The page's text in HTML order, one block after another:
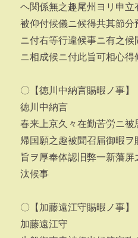
ヘ関係無之趣尾州ヨリ申
被仰付候儀ニ候得共其節
ニ付右等行違候事ニ有之
ニ相成候ニ付此旨可相心得
〇【徳川中納言賜暇ノ事】
徳川中納言
春来上京久々在勤苦労ニ
帰国願之趣被聞召届御暇
旨ヲ厚奉体認旧弊一新藩
汰候事
〇【加藤遠江守賜暇ノ事】
加藤遠江守